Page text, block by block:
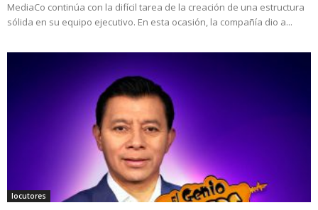
MediaCo continúa con la difícil tarea de la creación de una estructura
sólida en su equipo ejecutivo. En esta ocasión, la compañía dio a...
locutores